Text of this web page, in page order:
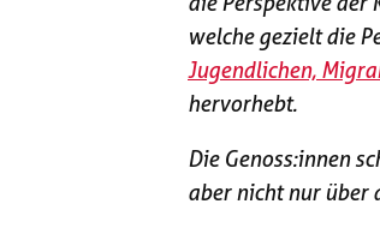
welche gezielt die
Jugendlichen,
hervorhebt.
Die Genoss:innen
aber nicht nur über